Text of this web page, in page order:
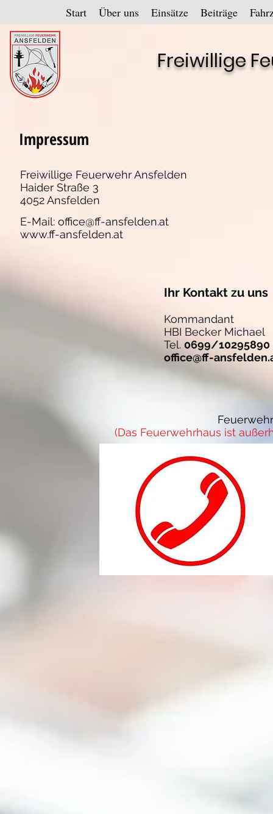
Start Über uns Einsätze Beiträge
Freiwillige
Impressum
Freiwillige Feuerwehr Ansfelden
Haider Straße 3
4052 Ansfelden
E-Mail: office@ff-ansfelden.at
www.ff-ansfelden.at
Ihr Kontakt zu uns
Kommandant
HBI Becker Michael
Tel. 0699/10295890
office@ff-
(Das Feuerwehrhaus ist